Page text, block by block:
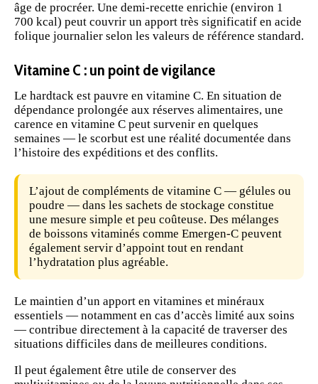
âge de procréer. Une demi-recette enrichie (environ 1
700 kcal) peut couvrir un apport très significatif en acide
folique journalier selon les valeurs de référence standard.
Vitamine C : un point de vigilance
Le hardtack est pauvre en vitamine C. En situation de
dépendance prolongée aux réserves alimentaires, une
carence en vitamine C peut survenir en quelques
semaines — le scorbut est une réalité documentée dans
l’histoire des expéditions et des conflits.
L’ajout de compléments de vitamine C — gélules ou
poudre — dans les sachets de stockage constitue
une mesure simple et peu coûteuse. Des mélanges
de boissons vitaminés comme Emergen-C peuvent
également servir d’appoint tout en rendant
l’hydratation plus agréable.
Le maintien d’un apport en vitamines et minéraux
essentiels — notamment en cas d’accès limité aux soins
— contribue directement à la capacité de traverser des
situations difficiles dans de meilleures conditions.
Il peut également être utile de conserver des